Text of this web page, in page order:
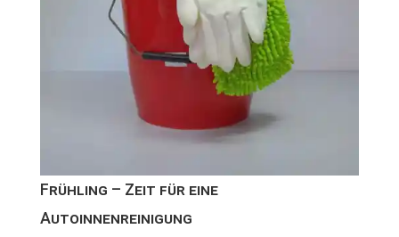
Frühling – Zeit für eine
Autoinnenreinigung